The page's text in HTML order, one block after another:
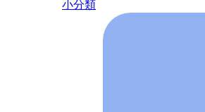
小分類